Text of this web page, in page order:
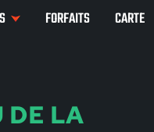
FORFAITS CARTE
DE LA